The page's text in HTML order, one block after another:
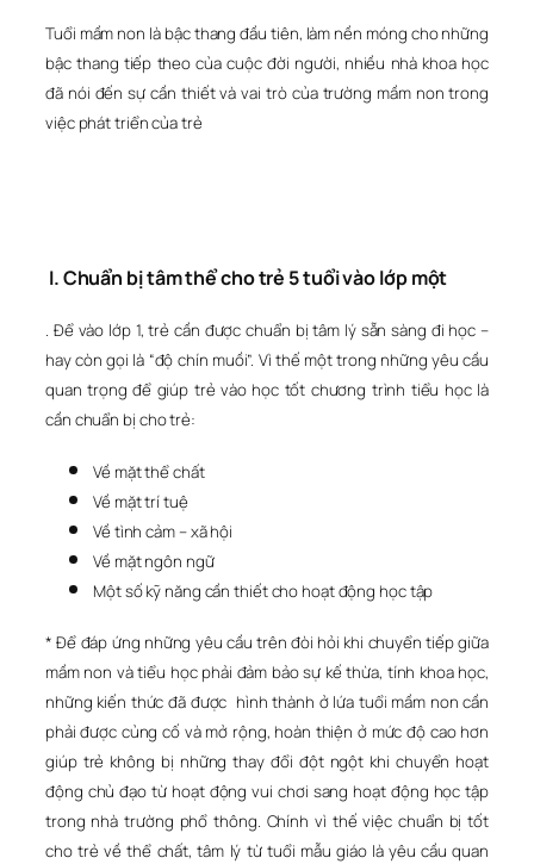
Tuổi mầm non là bậc thang đầu tiên, làm nền móng cho những
bậc thang tiếp theo của cuộc đời người, nhiều nhà khoa học
đã nói đến sự cần thiết và vai trò của trường mầm non trong
việc phát triển của trẻ
I. Chuẩn bị tâm thể cho trẻ 5 tuổi vào lớp một
. Để vào lớp 1, trẻ cần được chuẩn bị tâm lý sẵn sàng đi học –
hay còn gọi là “độ chín muồi”. Vì thế một trong những yêu cầu
quan trọng để giúp trẻ vào học tốt chương trình tiểu học là
cần chuẩn bị cho trẻ:
Về mặt thể chất
Về mặt trí tuệ
Về tình cảm – xã hội
Về mặt ngôn ngữ
Một số kỹ năng cần thiết cho hoạt động học tập
* Để đáp ứng những yêu cầu trên đòi hỏi khi chuyển tiếp giữa
mầm non và tiểu học phải đảm bảo sự kế thừa, tính khoa học,
những kiến thức đã được hình thành ở lứa tuổi mầm non cần
phải được củng cố và mở rộng, hoàn thiện ở mức độ cao hơn
giúp trẻ không bị những thay đổi đột ngột khi chuyển hoạt
động chủ đạo từ hoạt động vui chơi sang hoạt động học tập
trong nhà trường phổ thông. Chính vì thế việc chuẩn bị tốt
cho trẻ về thể chất, tâm lý từ tuổi mẫu giáo là yêu cầu quan